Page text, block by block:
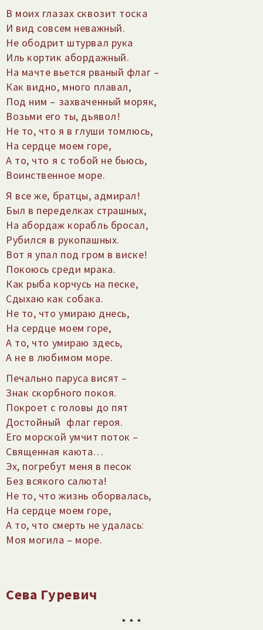
В моих глазах сквозит тоска
И вид совсем неважный.
Не ободрит штурвал рука
Иль кортик абордажный.
На мачте вьется рваный флаг –
Как видно, много плавал,
Под ним – захваченный моряк,
Возьми его ты, дьявол!
Не то, что я в глуши томлюсь,
На сердце моем горе,
А то, что я с тобой не бьюсь,
Воинственное море.
Я все же, братцы, адмирал!
Был в переделках страшных,
На абордаж корабль бросал,
Рубился в рукопашных.
Вот я упал под гром в виске!
Покоюсь среди мрака.
Как рыба корчусь на песке,
Сдыхаю как собака.
Не то, что умираю днесь,
На сердце моем горе,
А то, что умираю здесь,
А не в любимом море.
Печально паруса висят –
Знак скорбного покоя.
Покроет с головы до пят
Достойный флаг героя.
Его морской умчит поток –
Священная каюта…
Эх, погребут меня в песок
Без всякого салюта!
Не то, что жизнь оборвалась,
На сердце моем горе,
А то, что смерть не удалась:
Моя могила – море.
Сева Гуревич
* * *